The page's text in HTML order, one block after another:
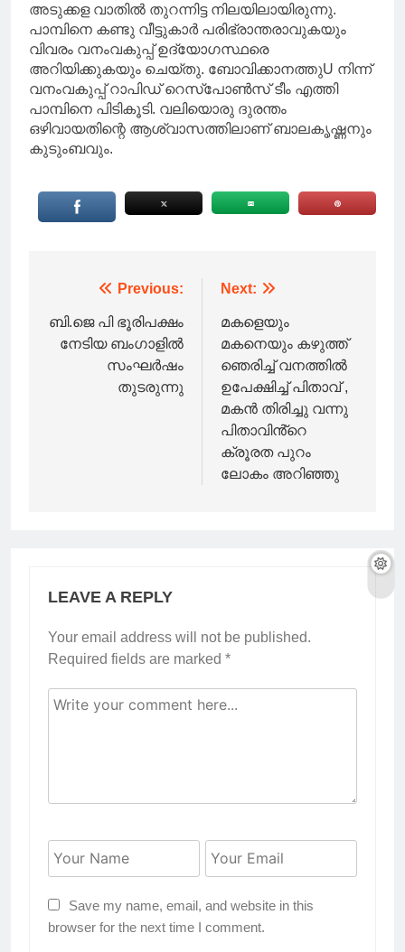
അടുക്കള വാതിൽ തുറന്നിട്ട നിലയിലായിരുന്നു.
പാമ്പിനെ കണ്ടു വീട്ടുകാർ പരിഭ്രാന്തരാവുകയും
വിവരം വനംവകുപ്പ് ഉദ്യോഗസ്ഥരെ
അറിയിക്കുകയും ചെയ്തു. ബോവിക്കാനത്തുU നിന്ന്
വനംവകുപ്പ് റാപിഡ് റെസ്പോൺസ് ടീം എത്തി
പാമ്പിനെ പിടികൂടി. വലിയൊരു ദുരന്തം
ഒഴിവായതിന്റെ ആശ്വാസത്തിലാണ് ബാലകൃഷ്ണനും
കുടുംബവും.
navigation
Previous:
ബി.ജെ പി ഭൂരിപക്ഷം
നേടിയ ബംഗാളിൽ
സംഘർഷം
തുടരുന്നു
Next:
മകളെയും
മകനെയും കഴുത്ത്
ഞെരിച്ച് വനത്തിൽ
ഉപേക്ഷിച്ച് പിതാവ് ,
മകൻ തിരിച്ചു വന്നു
പിതാവിൻ്റെ
ക്രൂരത പുറം
ലോകം അറിഞ്ഞു
LEAVE A REPLY
Your email address will not be published.
Required fields are marked *
Save my name, email, and website in this
browser for the next time I comment.